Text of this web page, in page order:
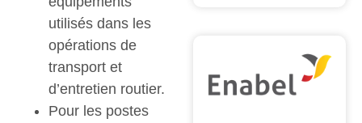
utilisés dans les
opérations de
transport et
d’entretien routier.
Pour les postes